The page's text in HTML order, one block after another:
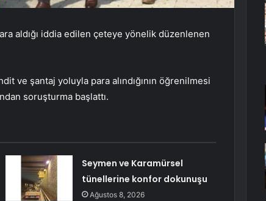
aldığı iddia edilen çeteye yönelik düzenlenen
ve şantaj yoluyla para alındığının öğrenilmesi
soruşturma başlattı.
Seymen ve Karamürsel
tünellerine konfor dokunuşu
Ağustos 8, 2026